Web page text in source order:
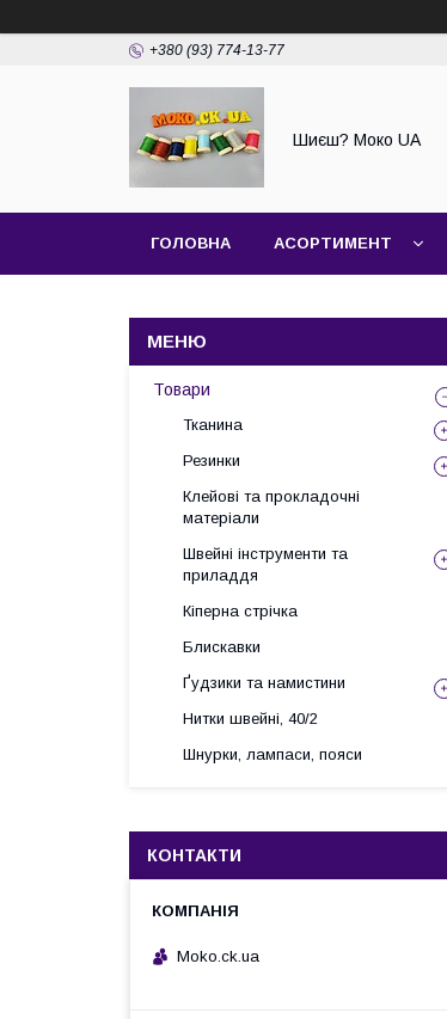
+380 (93) 774-13-77
Шиєш? Моко UA
ГОЛОВНА АСОРТИМЕНТ
Товари
Тканина
Резинки
Клейові та прокладочні
матеріали
Швейні інструменти та
приладдя
Кіперна стрічка
Блискавки
Ґудзики та намистини
Нитки швейні, 40/2
Шнурки, лампаси, пояси
КОНТАКТИ
Moko.ck.ua